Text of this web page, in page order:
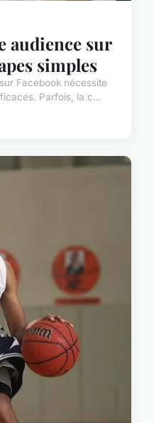
audience sur
simples
Facebook nécessite
Parfois, la c...